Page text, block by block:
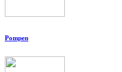
Pompen